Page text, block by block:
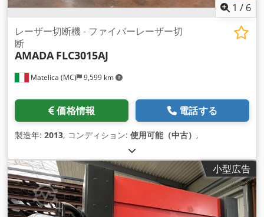
1 / 6
Matelica (MC) 9,599 km
レーザー切断機 - ファイバーレーザー切
断
AMADA FLC3015AJ
価格情報 電話する
製造年: 2013, コンディション: 使用可能（中古） ,
小型広告